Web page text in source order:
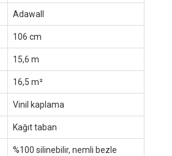
Adawall
106 cm
15,6 m
16,5 m²
Vinil kaplama
Kağıt taban
%100 silinebilir, nemli bezle